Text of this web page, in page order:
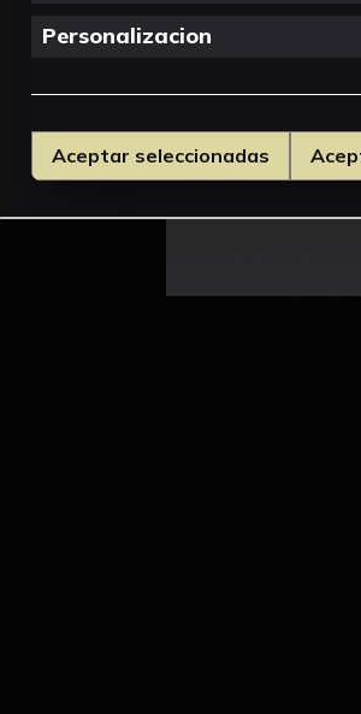
Personalizacion
Aceptar seleccionadas